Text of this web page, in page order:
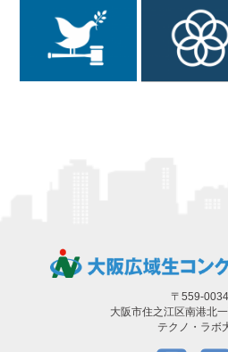
〒559-0034
大阪市住之江区南港北
テクノ・ラボ